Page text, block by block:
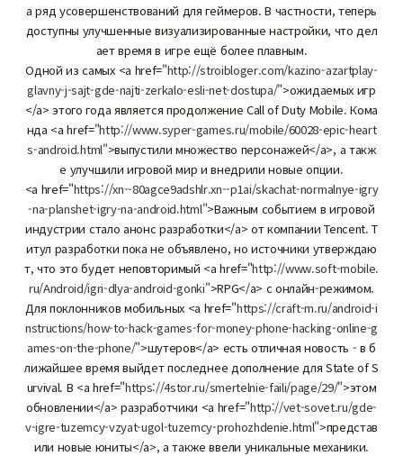
а ряд усовершенствований для геймеров. В частности, теперь
доступны улучшенные визуализированные настройки, что дел
ает время в игре ещё более плавным.
Одной из самых <a href="http://stroibloger.com/kazino-azartplay-
glavny-j-sajt-gde-najti-zerkalo-esli-net-dostupa/">ожидаемых игр
</a> этого года является продолжение Call of Duty Mobile. Кома
нда <a href="http://www.syper-games.ru/mobile/60028-epic-heart
s-android.html">выпустили множество персонажей</a>, а такж
е улучшили игровой мир и внедрили новые опции.
<a href="https://xn--80agce9adshlr.xn--p1ai/skachat-normalnye-igry
-na-planshet-igry-na-android.html">Важным событием в игровой
индустрии стало анонс разработки</a> от компании Tencent. Т
итул разработки пока не объявлено, но источники утверждаю
т, что это будет неповторимый <a href="http://www.soft-mobile.
ru/Android/igri-dlya-android-gonki">RPG</a> с онлайн-режимом.
Для поклонников мобильных <a href="https://craft-m.ru/android-i
nstructions/how-to-hack-games-for-money-phone-hacking-online-g
ames-on-the-phone/">шутеров</a> есть отличная новость - в б
лижайшее время выйдет последнее дополнение для State of S
urvival. В <a href="https://4stor.ru/smertelnie-faili/page/29/">этом
обновлении</a> разработчики <a href="http://vet-sovet.ru/gde-
v-igre-tuzemcy-vzyat-ugol-tuzemcy-prohozhdenie.html">представ
или новые юниты</a>, а также ввели уникальные механики.